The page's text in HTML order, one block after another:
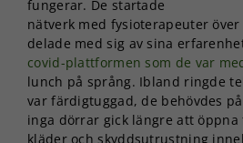
fungerar. De startade
nätverk med fysioterapeuter över
delade med sig av sina
covid-plattformen som de var
lunch på språng. Ibland ringde
var färdigtuggad, de behövdes på
inga dörrar gick längre att
kläder och skyddsutrustning